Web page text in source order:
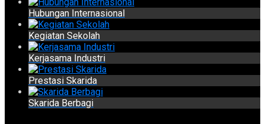
Hubungan Internasional
Kegiatan Sekolah
Kerjasama Industri
Prestasi Skarida
Skarida Berbagi